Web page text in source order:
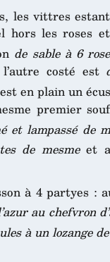
les vittres
les roses
de sable à 6
costé est
en plain un
premier
et lampassé de
de mesmeet
à 4 partyes :
au chefvron
à un lozange